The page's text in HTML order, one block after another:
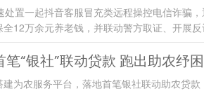
置一起抖音客服冒充类远程操控电信诈骗
12万余元养老钱，并联动警方取证、开展反
“银社”联动贷款 跑出助农纾
为农服务平台，落地首笔银社联动助农贷